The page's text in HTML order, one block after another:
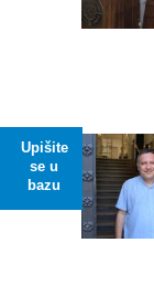
Upišite
se u
bazu